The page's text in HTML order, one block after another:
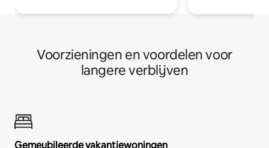
Voorzieningen en voordelen voor
langere verblijven
Gemeubileerde vakantiewoningen